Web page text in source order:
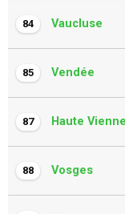
84 Vaucluse
85 Vendée
87 Haute Vienne
88 Vosges